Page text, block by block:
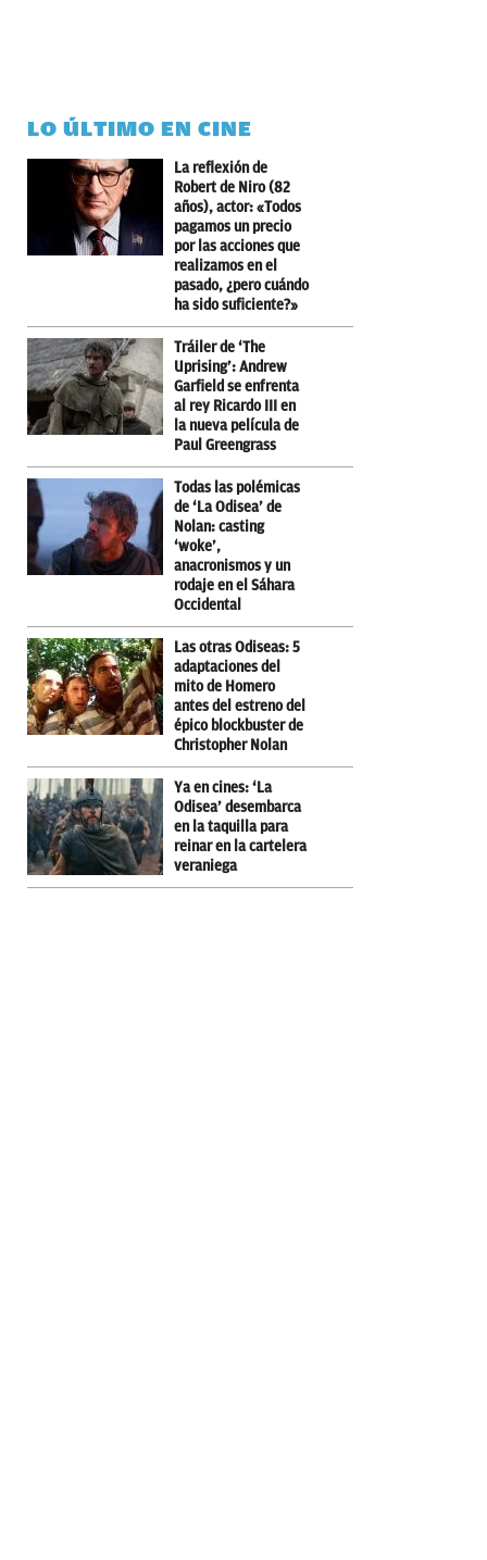
LO ÚLTIMO EN CINE
La reflexión de
Robert de Niro (82
años), actor: «Todos
pagamos un precio
por las acciones que
realizamos en el
pasado, ¿pero cuándo
ha sido suficiente?»
Tráiler de ‘The
Uprising’: Andrew
Garfield se enfrenta
al rey Ricardo III en
la nueva película de
Paul Greengrass
Todas las polémicas
de ‘La Odisea’ de
Nolan: casting
‘woke’,
anacronismos y un
rodaje en el Sáhara
Occidental
Las otras Odiseas: 5
adaptaciones del
mito de Homero
antes del estreno del
épico blockbuster de
Christopher Nolan
Ya en cines: ‘La
Odisea’ desembarca
en la taquilla para
reinar en la cartelera
veraniega